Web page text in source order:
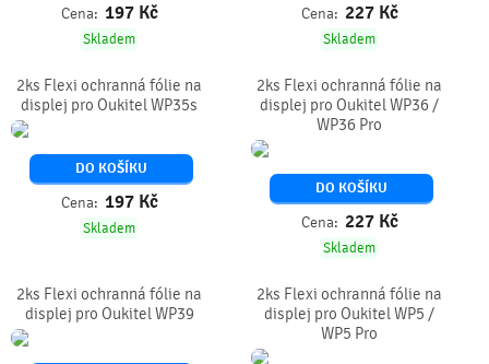
Cena: 197 Kč
Skladem
Cena: 227 Kč
Skladem
2ks Flexi ochranná fólie na
displej pro Oukitel WP35s
DO KOŠÍKU
Cena: 197 Kč
Skladem
2ks Flexi ochranná fólie na
displej pro Oukitel WP36 /
WP36 Pro
DO KOŠÍKU
Cena: 227 Kč
Skladem
2ks Flexi ochranná fólie na
displej pro Oukitel WP39
2ks Flexi ochranná fólie na
displej pro Oukitel WP5 /
WP5 Pro